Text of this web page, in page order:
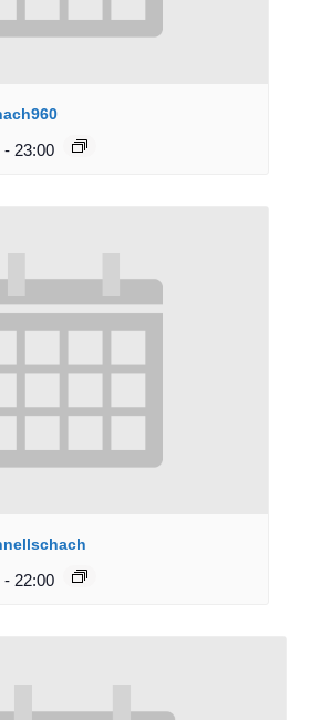
- 23:00
- 22:00